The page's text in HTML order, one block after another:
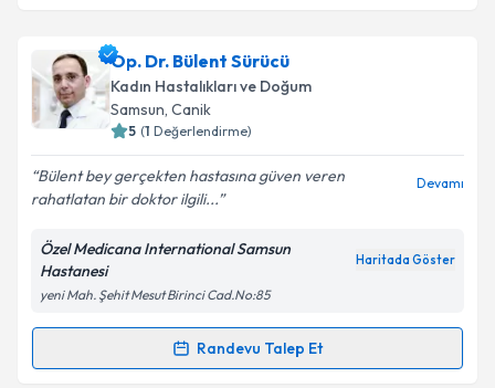
Prof. Dr. Yaşar Tayfun Alper
talebi oluşturun. Size bu uzmandan randevu almanız
için bir takvim hazırlandığında e-posta ile
bilgilendireceğiz.
E-posta Adresiniz
Kişisel verilerimin işlenmesine ilişkin
Metni'ni okudum ve kişisel verilerimin belirtilen
kapsamda işlenmesini kabul ediyorum.
Op. Dr. Bülent Sürücü
Kadın Hastalıkları ve Doğum
Samsun, Canik
5 (1 Değerlendirme)
Bülent bey gerçekten hastasına güven veren
rahatlatan bir doktor ilgili...
Devamı
Özel Medicana International Samsun
Hastanesi
Haritada Göster
yeni Mah. Şehit Mesut Birinci Cad.No:85
Randevu Talep Et
Randevu Takvimi Talebi